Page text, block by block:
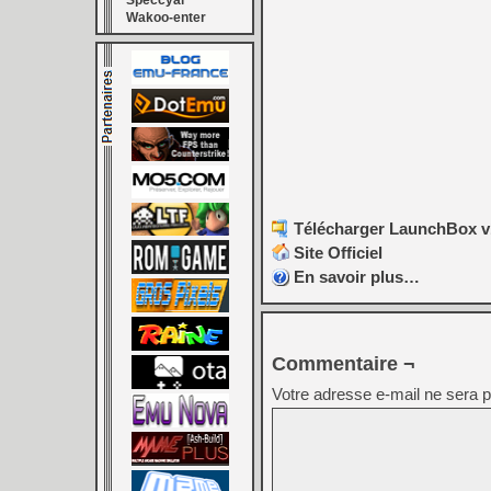
Wakoo-enter
Télécharger LaunchBox
Site Officiel
En savoir plus…
Commentaire ¬
Votre adresse e-mail ne sera